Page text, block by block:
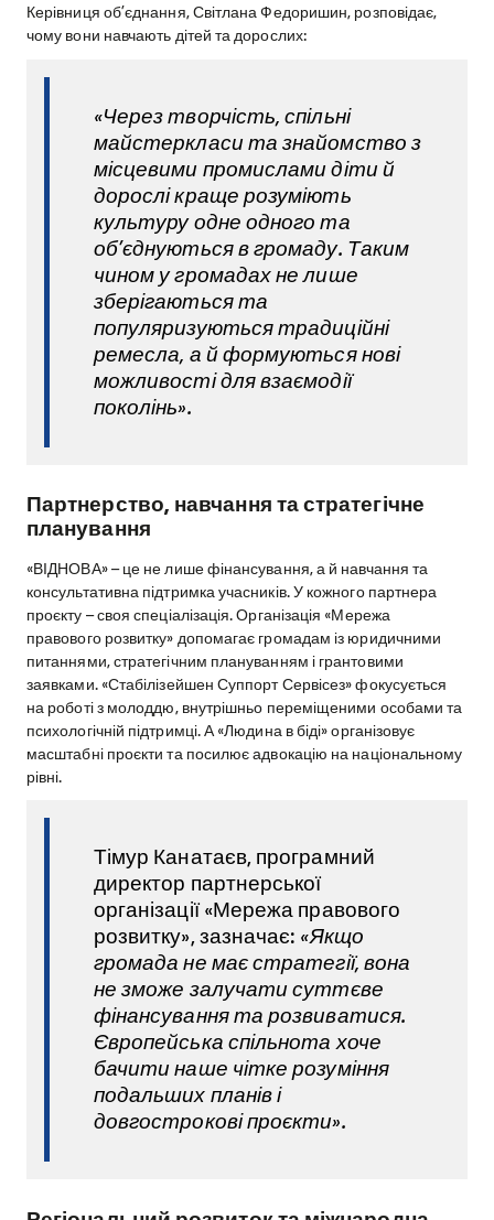
Керівниця об’єднання, Світлана Федоришин, розповідає,
чому вони навчають дітей та дорослих:
«Через творчість, спільні
майстеркласи та знайомство з
місцевими промислами діти й
дорослі краще розуміють
культуру одне одного та
об’єднуються в громаду. Таким
чином у громадах не лише
зберігаються та
популяризуються традиційні
ремесла, а й формуються нові
можливості для взаємодії
поколінь».
Партнерство, навчання та стратегічне
планування
«ВІДНОВА» – це не лише фінансування, а й навчання та
консультативна підтримка учасників. У кожного партнера
проєкту – своя спеціалізація. Організація «Мережа
правового розвитку» допомагає громадам із юридичними
питаннями, стратегічним плануванням і грантовими
заявками. «Стабілізейшен Суппорт Сервісез» фокусується
на роботі з молоддю, внутрішньо переміщеними особами та
психологічній підтримці. А «Людина в біді» організовує
масштабні проєкти та посилює адвокацію на національному
рівні.
Тімур Канатаєв, програмний
директор партнерської
організації «Мережа правового
розвитку», зазначає: «Якщо
громада не має стратегії, вона
не зможе залучати суттєве
фінансування та розвиватися.
Європейська спільнота хоче
бачити наше чітке розуміння
подальших планів і
довгострокові проєкти».